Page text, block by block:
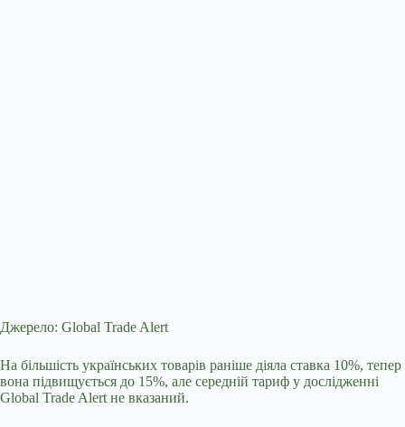
Джерело: Global Trade Alert
На більшість українських товарів раніше діяла ставка 10%, тепер
вона підвищується до 15%, але середній тариф у дослідженні
Global Trade Alert не вказаний.